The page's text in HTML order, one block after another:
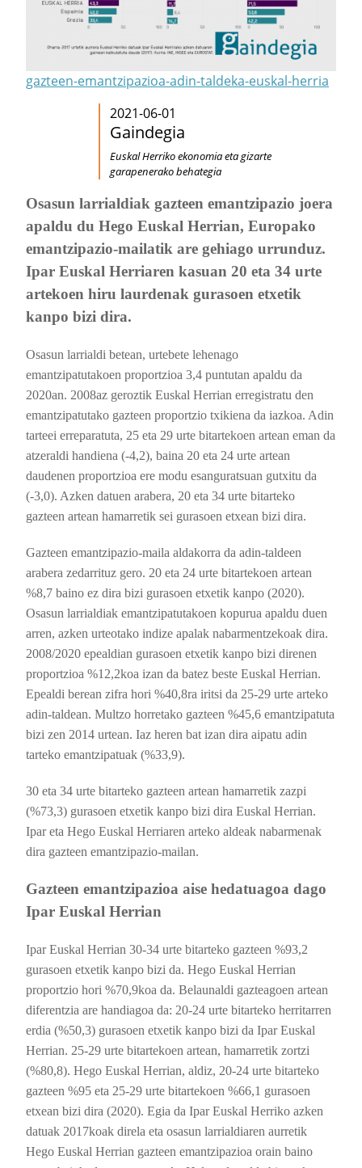
gazteen-emantzipazioa-adin-taldeka-euskal-herria
2021-06-01
Gaindegia
Euskal Herriko ekonomia eta gizarte
garapenerako behategia
Osasun larrialdiak gazteen emantzipazio joera
apaldu du Hego Euskal Herrian, Europako
emantzipazio-mailatik are gehiago urrunduz.
Ipar Euskal Herriaren kasuan 20 eta 34 urte
artekoen hiru laurdenak gurasoen etxetik
kanpo bizi dira.
Osasun larrialdi betean, urtebete lehenago
emantzipatutakoen proportzioa 3,4 puntutan apaldu da
2020an. 2008az geroztik Euskal Herrian erregistratu den
emantzipatutako gazteen proportzio txikiena da iazkoa. Adin
tarteei erreparatuta, 25 eta 29 urte bitartekoen artean eman da
atzeraldi handiena (-4,2), baina 20 eta 24 urte artean
daudenen proportzioa ere modu esanguratsuan gutxitu da
(-3,0). Azken datuen arabera, 20 eta 34 urte bitarteko
gazteen artean hamarretik sei gurasoen etxean bizi dira.
Gazteen emantzipazio-maila aldakorra da adin-taldeen
arabera zedarrituz gero. 20 eta 24 urte bitartekoen artean
%8,7 baino ez dira bizi gurasoen etxetik kanpo (2020).
Osasun larrialdiak emantzipatutakoen kopurua apaldu duen
arren, azken urteotako indize apalak nabarmentzekoak dira.
2008/2020 epealdian gurasoen etxetik kanpo bizi direnen
proportzioa %12,2koa izan da batez beste Euskal Herrian.
Epealdi berean zifra hori %40,8ra iritsi da 25-29 urte arteko
adin-taldean. Multzo horretako gazteen %45,6 emantzipatuta
bizi zen 2014 urtean. Iaz heren bat izan dira aipatu adin
tarteko emantzipatuak (%33,9).
30 eta 34 urte bitarteko gazteen artean hamarretik zazpi
(%73,3) gurasoen etxetik kanpo bizi dira Euskal Herrian.
Ipar eta Hego Euskal Herriaren arteko aldeak nabarmenak
dira gazteen emantzipazio-mailan.
Gazteen emantzipazioa aise hedatuagoa dago
Ipar Euskal Herrian
Ipar Euskal Herrian 30-34 urte bitarteko gazteen %93,2
gurasoen etxetik kanpo bizi da. Hego Euskal Herrian
proportzio hori %70,9koa da. Belaunaldi gazteagoen artean
diferentzia are handiagoa da: 20-24 urte bitarteko herritarren
erdia (%50,3) gurasoen etxetik kanpo bizi da Ipar Euskal
Herrian. 25-29 urte bitartekoen artean, hamarretik zortzi
(%80,8). Hego Euskal Herrian, aldiz, 20-24 urte bitarteko
gazteen %95 eta 25-29 urte bitartekoen %66,1 gurasoen
etxean bizi dira (2020). Egia da Ipar Euskal Herriko azken
datuak 2017koak direla eta osasun larrialdiaren aurretik
Hego Euskal Herrian gazteen emantzipazioa orain baino